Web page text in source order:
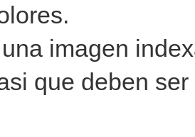
imagen
que deben